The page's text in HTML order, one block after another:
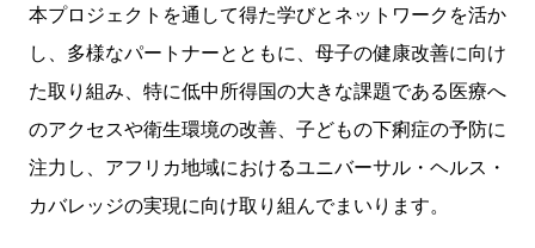
本プロジェクトを通して得た学びとネットワークを活か
し、多様なパートナーとともに、母子の健康改善に向け
た取り組み、特に低中所得国の大きな課題である医療へ
のアクセスや衛生環境の改善、子どもの下痢症の予防に
注力し、アフリカ地域におけるユニバーサル・ヘルス・
カバレッジの実現に向け取り組んでまいります。